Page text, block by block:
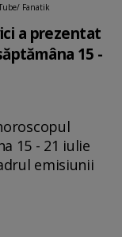
Fanatik
a prezentat
15 -
15 - 21 iulie
emisiunii